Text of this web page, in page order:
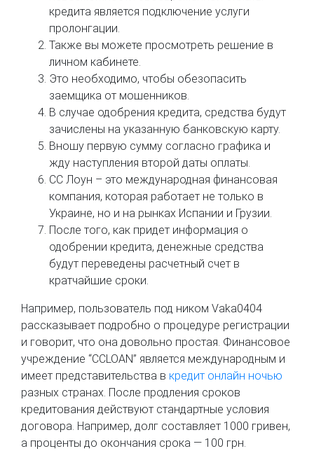
кредита является подключение услуги
пролонгации.
Также вы можете просмотреть решение в
личном кабинете.
Это необходимо, чтобы обезопасить
заемщика от мошенников.
В случае одобрения кредита, средства будут
зачислены на указанную банковскую карту.
Вношу первую сумму согласно графика и
жду наступления второй даты оплаты.
CC Лоун – это международная финансовая
компания, которая работает не только в
Украине, но и на рынках Испании и Грузии.
После того, как придет информация о
одобрении кредита, денежные средства
будут переведены расчетный счет в
кратчайшие сроки.
Например, пользователь под ником Vaka0404
рассказывает подробно о процедуре регистрации
и говорит, что она довольно простая. Финансовое
учреждение “CCLOAN” является международным и
имеет представительства в кредит онлайн ночью
разных странах. После продления сроков
кредитования действуют стандартные условия
договора. Например, долг составляет 1000 гривен,
а проценты до окончания срока — 100 грн.